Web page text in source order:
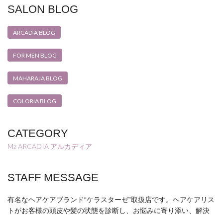
SALON BLOG
ARCADIA BLOG
FOR MEN BLOG
MAHARAJA BLOG
COLORIA BLOG
CATEGORY
Mz ARCADIA アルカディア
STAFF MESSAGE
有名なヘアケアブランド“ケラスターゼ”取扱店です。ヘアケアリス
トがお客様の頭皮や髪の状態を診断し、お悩みに寄り添い、解決